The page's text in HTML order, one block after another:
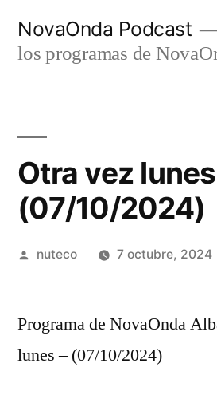
NovaOnda Podcast
los programas de
Otra vez
(07/10/2024)
Publicada
nuteco 7 octubre, 2024
Programa de NovaOnda
lunes – (07/10/2024)